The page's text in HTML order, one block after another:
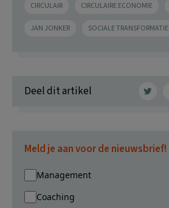
CIRCULAIR CIRCULAIRE ECONOMIE
JAN JONKER SOCIALE TRANSFORMATIE
Deel dit artikel
Meld je aan voor de nieuwsbrief!
Management
Coaching